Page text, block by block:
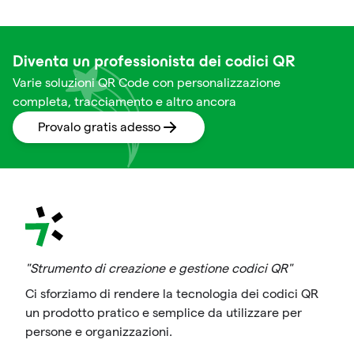
Diventa un professionista dei codici QR
Varie soluzioni QR Code con personalizzazione
completa, tracciamento e altro ancora
Provalo gratis adesso
"Strumento di creazione e gestione codici QR"
Ci sforziamo di rendere la tecnologia dei codici QR
un prodotto pratico e semplice da utilizzare per
persone e organizzazioni.